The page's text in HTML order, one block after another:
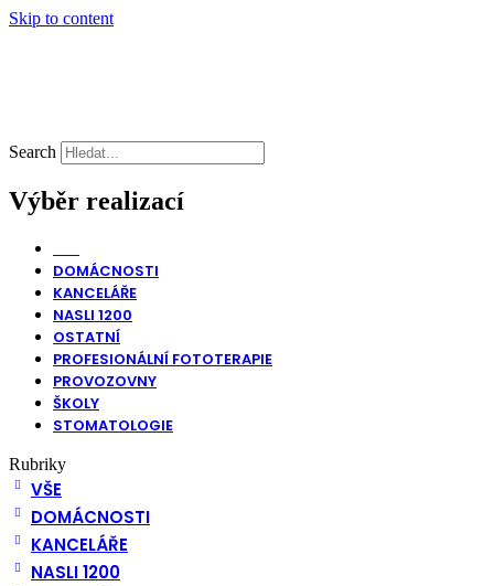
Skip to content
Search
Výběr realizací
DOMÁCNOSTI
KANCELÁŘE
NASLI 1200
OSTATNÍ
PROFESIONÁLNÍ FOTOTERAPIE
PROVOZOVNY
ŠKOLY
STOMATOLOGIE
Rubriky
VŠE
DOMÁCNOSTI
KANCELÁŘE
NASLI 1200